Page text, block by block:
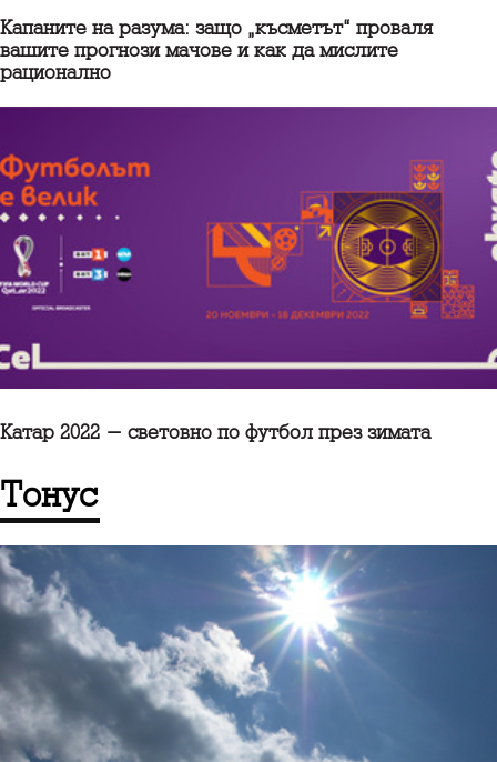
Капаните на разума: защо „късметът“ проваля
вашите прогнози мачове и как да мислите
рационално
Катар 2022 - световно по футбол през зимата
Тонус